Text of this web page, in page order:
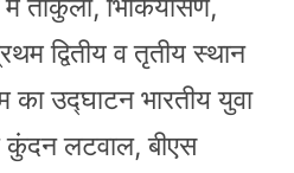
ताकुला, भिकियासैण,
द्वितीय व तृतीय स्थान
का उद्घाटन भारतीय युवा
कुंदन लटवाल, बीएस